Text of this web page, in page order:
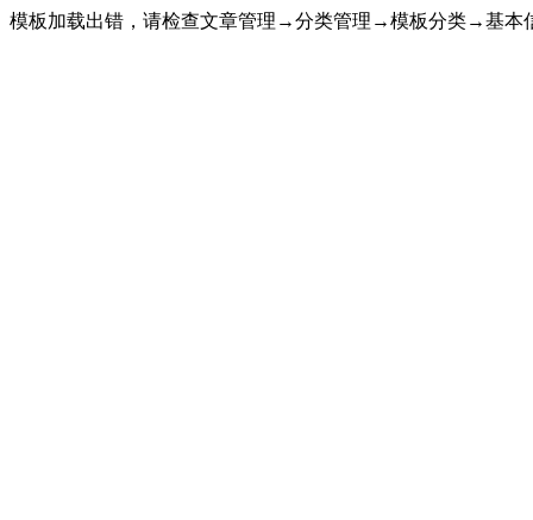
模板加载出错，请检查文章管理→分类管理→模板分类→基本